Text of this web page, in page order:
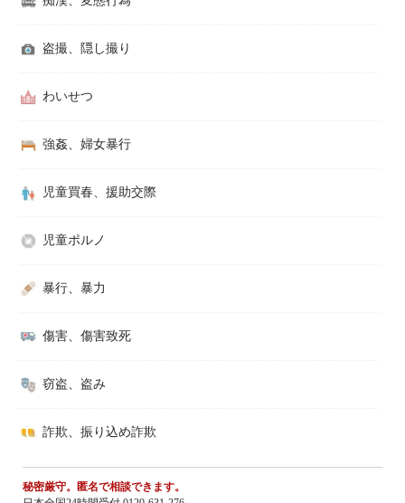
盗撮、隠し撮り
わいせつ
強姦、婦女暴行
児童買春、援助交際
児童ポルノ
暴行、暴力
傷害、傷害致死
窃盗、盗み
詐欺、振り込め詐欺
秘密厳守。匿名で相談できます。